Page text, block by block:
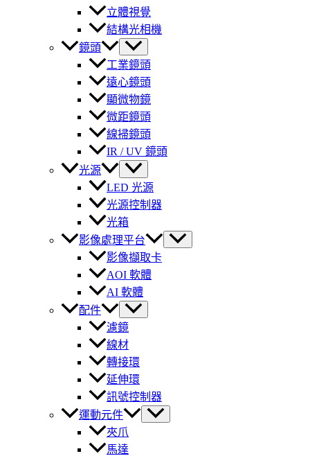
立體視覺
結構光相機
鏡頭
工業鏡頭
遠心鏡頭
顯微物鏡
微距鏡頭
線掃鏡頭
IR / UV 鏡頭
光源
LED 光源
光源控制器
光箱
影像處理平台
影像擷取卡
AOI 軟體
AI 軟體
配件
濾鏡
線材
轉接環
延伸環
訊號控制器
運動元件
夾爪
馬達